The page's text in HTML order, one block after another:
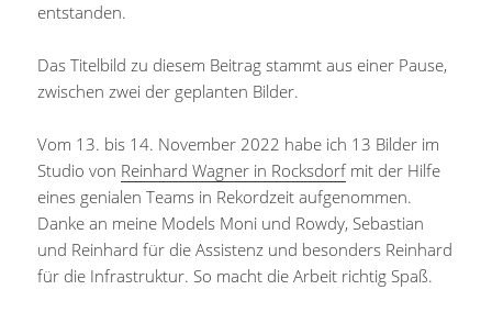
entstanden.
Das Titelbild zu diesem Beitrag stammt aus einer Pause,
zwischen zwei der geplanten Bilder.
Vom 13. bis 14. November 2022 habe ich 13 Bilder im
Studio von Reinhard Wagner in Rocksdorfmit der Hilfe
eines genialen Teams in Rekordzeit aufgenommen.
Danke an meine Models Moni und Rowdy, Sebastian
und Reinhard für die Assistenz und besonders Reinhard
für die Infrastruktur. So macht die Arbeit richtig Spaß.